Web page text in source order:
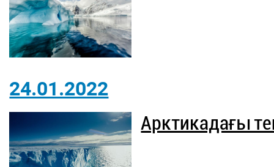
24.01.2022
Арктикадағы